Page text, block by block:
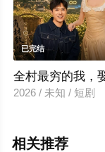
已完结
全村最穷的我，
2026 / 未知 / 短剧
相关推荐